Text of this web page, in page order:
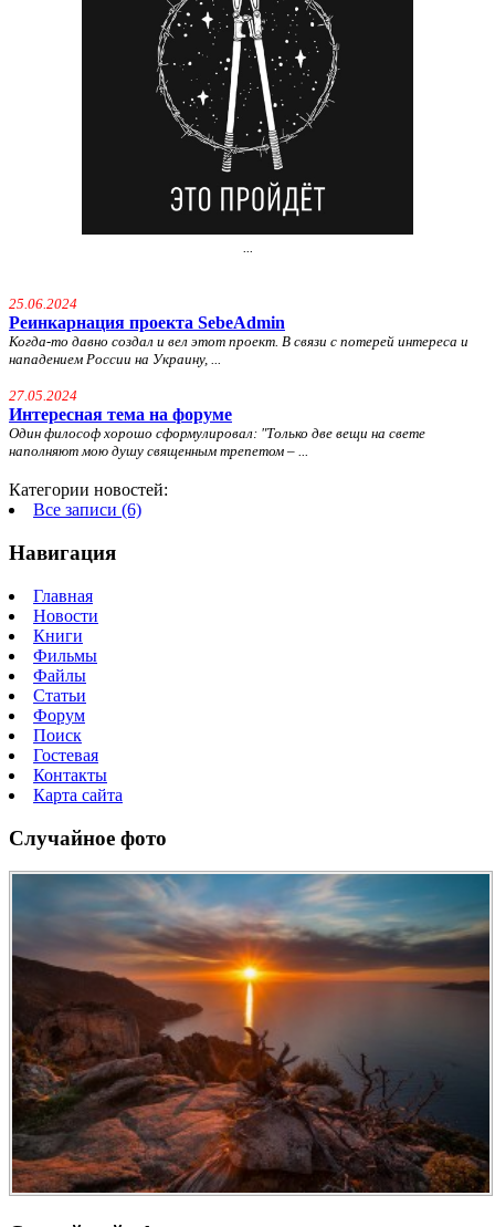
...
25.06.2024
Реинкарнация проекта SebeAdmin
Когда-то давно создал и вел этот проект. В связи с потерей интереса и
нападением России на Украину, ...
27.05.2024
Интересная тема на форуме
Один философ хорошо сформулировал: "Только две вещи на свете
наполняют мою душу священным трепетом – ...
Категории новостей:
Все записи (6)
Навигация
Главная
Новости
Книги
Фильмы
Файлы
Статьи
Форум
Поиск
Гостевая
Контакты
Карта сайта
Случайное фото